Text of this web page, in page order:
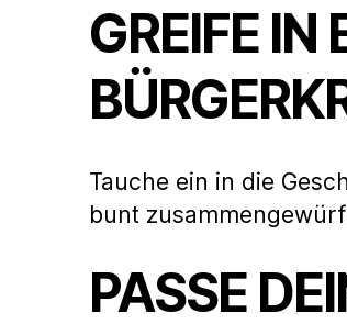
GREIFE IN
Tauche ein in die
bunt
PASSE